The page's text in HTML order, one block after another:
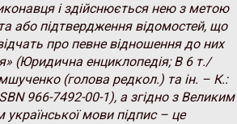
і здійснюється нею з метою
або підтвердження відомостей, що
про певне відношення до них
(Юридична енциклопедія; В 6 т./
(голова редкол.) та ін. – К.:
966-7492-00-1), а згідно з Великим
мови підпис – це